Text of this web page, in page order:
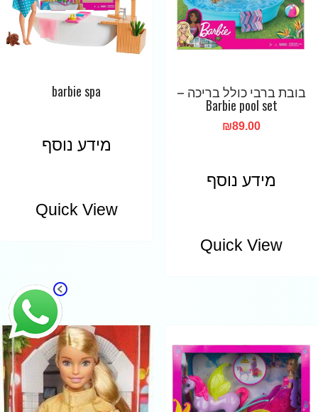
בובת ברבי כולל בריכה –
Barbie pool set
₪89.00
מידע נוסף
Quick View
barbie spa
מידע נוסף
Quick View